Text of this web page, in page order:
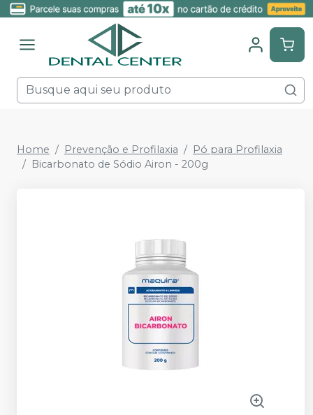
Home Prevenção e Profilaxia
Pó para Profilaxia
Bicarbonato de Sódio Airon - 200g